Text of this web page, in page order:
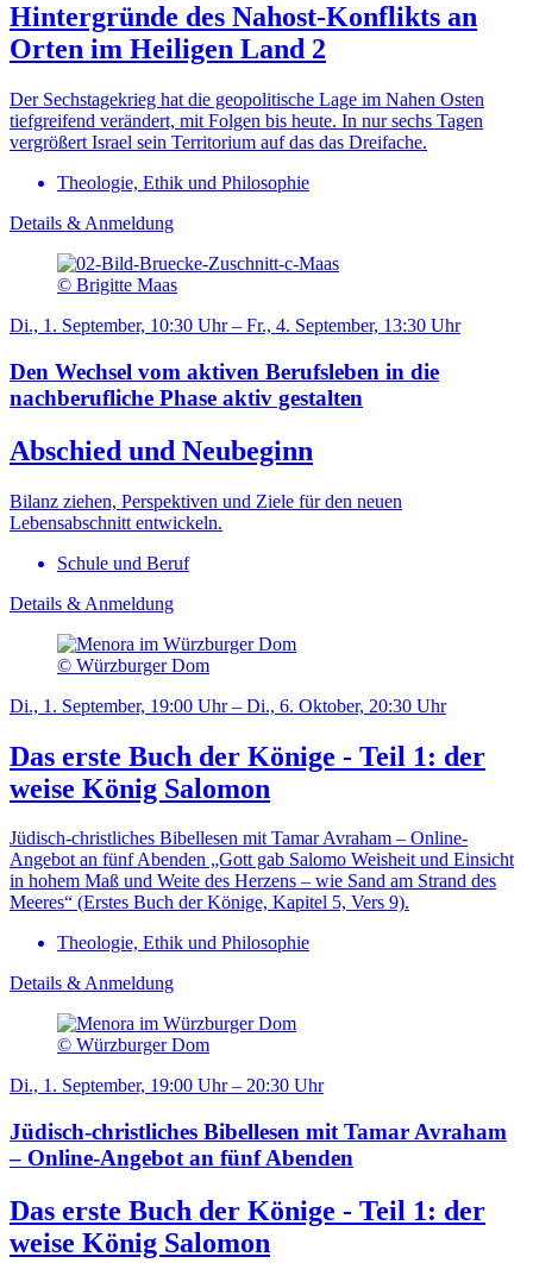
Hintergründe des Nahost-Konflikts an
Orten im Heiligen Land 2
Der Sechstagekrieg hat die geopolitische Lage im Nahen Osten
tiefgreifend verändert, mit Folgen bis heute. In nur sechs Tagen
vergrößert Israel sein Territorium auf das das Dreifache.
Theologie, Ethik und Philosophie
Details & Anmeldung
© Brigitte Maas
Di., 1. September, 10:30 Uhr – Fr., 4. September, 13:30 Uhr
Den Wechsel vom aktiven Berufsleben in die
nachberufliche Phase aktiv gestalten
Abschied und Neubeginn
Bilanz ziehen, Perspektiven und Ziele für den neuen
Lebensabschnitt entwickeln.
Schule und Beruf
Details & Anmeldung
© Würzburger Dom
Di., 1. September, 19:00 Uhr – Di., 6. Oktober, 20:30 Uhr
Das erste Buch der Könige - Teil 1: der
weise König Salomon
Jüdisch-christliches Bibellesen mit Tamar Avraham – Online-
Angebot an fünf Abenden „Gott gab Salomo Weisheit und Einsicht
in hohem Maß und Weite des Herzens – wie Sand am Strand des
Meeres“ (Erstes Buch der Könige, Kapitel 5, Vers 9).
Theologie, Ethik und Philosophie
Details & Anmeldung
© Würzburger Dom
Di., 1. September, 19:00 Uhr – 20:30 Uhr
Jüdisch-christliches Bibellesen mit Tamar Avraham
– Online-Angebot an fünf Abenden
Das erste Buch der Könige - Teil 1: der
weise König Salomon